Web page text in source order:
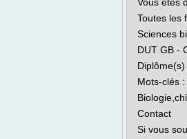
Toutes les
Sciences
DUT GB -
Mots-clés :
Contact
Si vous